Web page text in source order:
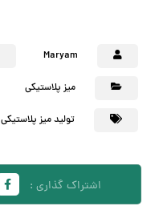
Maryam
میز پلاستیکی
تولید میز پلاستیکی